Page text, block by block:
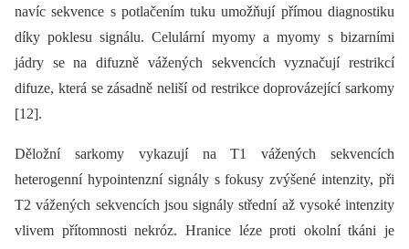
navíc sekvence s potlačením tuku umožňují přímou diagnostiku
díky poklesu signálu. Celulární myomy a myomy s bizarními
jádry se na difuzně vážených sekvencích vyznačují restrikcí
difuze, která se zásadně neliší od restrikce doprovázející sarkomy
[12].
Děložní sarkomy vykazují na T1 vážených sekvencích
heterogenní hypointenzní signály s fokusy zvýšené intenzity, při
T2 vážených sekvencích jsou signály střední až vysoké intenzity
vlivem přítomnosti nekróz. Hranice léze proti okolní tkáni je